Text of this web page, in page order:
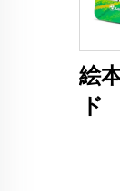
絵
ド